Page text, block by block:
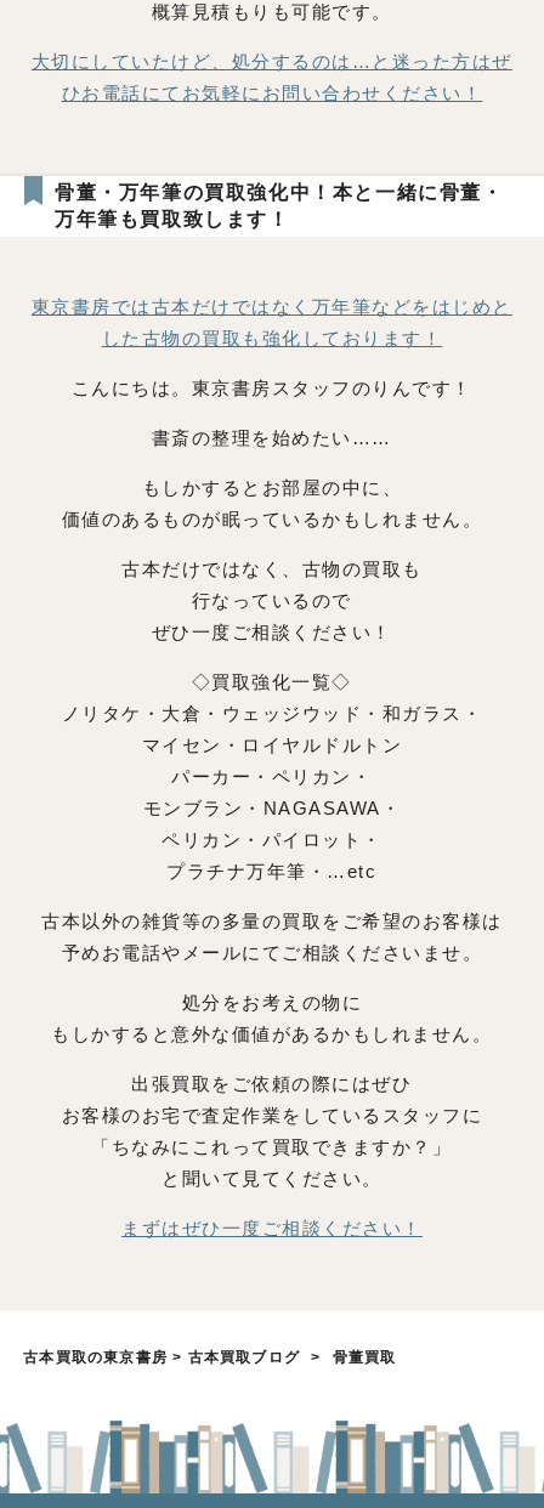
概算見積もりも可能です。
大切にしていたけど、処分するのは…と迷った方はぜ
ひお電話にてお気軽にお問い合わせください！
骨董・万年筆の買取強化中！本と一緒に骨董・
万年筆も買取致します！
東京書房では古本だけではなく万年筆などをはじめと
した古物の買取も強化しております！
こんにちは。東京書房スタッフのりんです！
書斎の整理を始めたい……
もしかするとお部屋の中に、
価値のあるものが眠っているかもしれません。
古本だけではなく、古物の買取も
行なっているので
ぜひ一度ご相談ください！
◇買取強化一覧◇
ノリタケ・大倉・ウェッジウッド・和ガラス・
マイセン・ロイヤルドルトン
パーカー・ペリカン・
モンブラン・NAGASAWA・
ペリカン・パイロット・
プラチナ万年筆・…etc
古本以外の雑貨等の多量の買取をご希望のお客様は
予めお電話やメールにてご相談くださいませ。
処分をお考えの物に
もしかすると意外な価値があるかもしれません。
出張買取をご依頼の際にはぜひ
お客様のお宅で査定作業をしているスタッフに
「ちなみにこれって買取できますか？」
と聞いて見てください。
まずはぜひ一度ご相談ください！
古本買取の東京書房 > 古本買取ブログ > 骨董買取